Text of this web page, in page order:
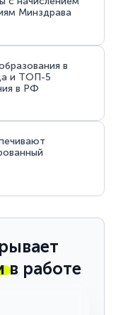
Минздрава
в
и ТОП-5
в РФ
в работе